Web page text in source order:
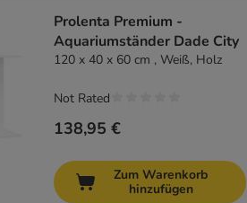
Prolenta Premium -
Aquariumständer Dade City
120 x 40 x 60 cm , Weiß, Holz
138,95 €
Not Rated
Zum Warenkorb
hinzufügen